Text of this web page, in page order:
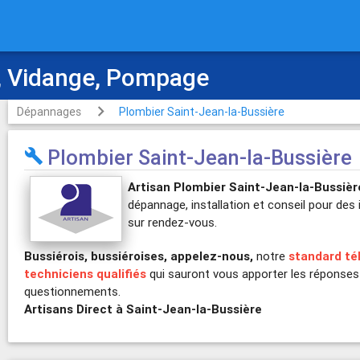
Pompage
Dépannages Plombier Saint-Jean-la-Bussière
 Plombier Saint-Jean-la-Bussière
Artisan Plombier Saint-Jean-la-
dépannage, installation et conseil pour
sur rendez-vous.
Bussiérois, bussiéroises, appelez-nous, notrestandard
techniciens qualifiés qui sauront vous apporter les
questionnements.
Artisans Direct à Saint-Jean-la-Bussière